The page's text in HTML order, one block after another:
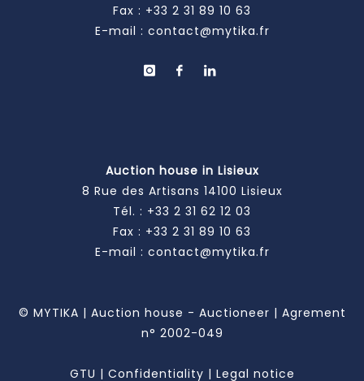
Fax : +33 2 31 89 10 63
E-mail : contact@mytika.fr
Auction house in Lisieux
8 Rue des Artisans 14100 Lisieux
Tél. : +33 2 31 62 12 03
Fax : +33 2 31 89 10 63
E-mail : contact@mytika.fr
© MYTIKA | Auction house - Auctioneer | Agrement
n° 2002-049
GTU | Confidentiality | Legal notice